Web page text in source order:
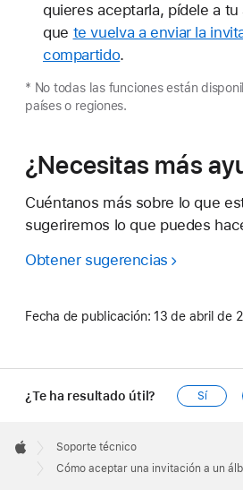
quieres aceptarla, pídele a
que te vuelva a enviar la
compartido.
* No todas las funciones están
países o regiones.
¿Necesitas más
Cuéntanos más sobre lo que
sugeriremos lo que puedes
Obtener sugerencias
Fecha de publicación: 13 de abril de
¿Te ha resultado útil? Sí
Footer

Apple
Soporte técnico
Cómo aceptar una invitación a un